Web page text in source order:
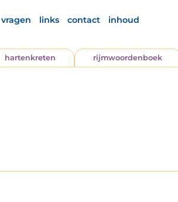
vragen links contact inhoud
hartenkreten rijmwoordenboek